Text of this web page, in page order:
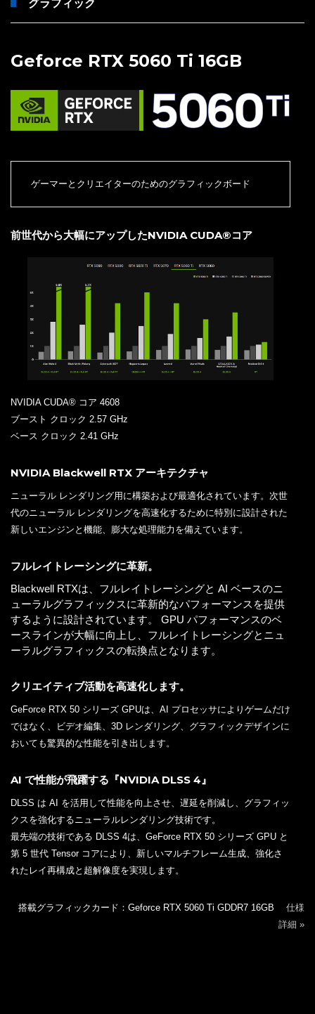
グラフィック
Geforce RTX 5060 Ti 16GB
ゲーマーとクリエイターのためのグラフィックボード
前世代から大幅にアップしたNVIDIA CUDA®コア
NVIDIA CUDA® コア 4608
ブースト クロック 2.57 GHz
ベース クロック 2.41 GHz
NVIDIA Blackwell RTX アーキテクチャ
ニューラル レンダリング用に構築および最適化されています。次世
代のニューラル レンダリングを高速化するために特別に設計された
新しいエンジンと機能、膨大な処理能力を備えています。
フルレイトレーシングに革新。
Blackwell RTXは、フルレイトレーシングと AI ベースのニ
ューラルグラフィックスに革新的なパフォーマンスを提供
するように設計されています。 GPU パフォーマンスのベ
ースラインが大幅に向上し、フルレイトレーシングとニュ
ーラルグラフィックスの転換点となります。
クリエイティブ活動を高速化します。
GeForce RTX 50 シリーズ GPUは、AI プロセッサによりゲームだけ
ではなく、ビデオ編集、3D レンダリング、グラフィックデザインに
おいても驚異的な性能を引き出します。
AI で性能が飛躍する『NVIDIA DLSS 4』
DLSS は AI を活用して性能を向上させ、遅延を削減し、グラフィッ
クスを強化するニューラルレンダリング技術です。
最先端の技術である DLSS 4は、GeForce RTX 50 シリーズ GPU と
第 5 世代 Tensor コアにより、新しいマルチフレーム生成、強化さ
れたレイ再構成と超解像度を実現します。
搭載グラフィックカード：Geforce RTX 5060 Ti GDDR7 16GB 仕様
詳細 »